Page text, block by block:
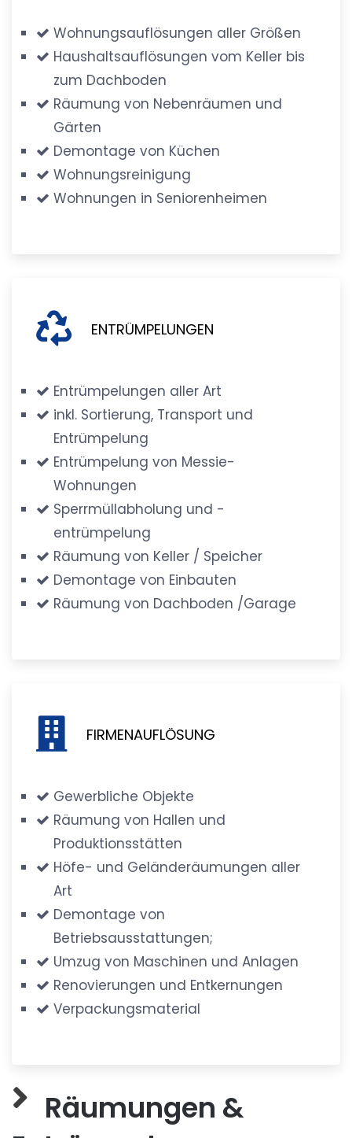
Wohnungsauflösungen aller Größen
Haushaltsauflösungen vom Keller bis
zum Dachboden
Räumung von Nebenräumen und
Gärten
Demontage von Küchen
Wohnungsreinigung
Wohnungen in Seniorenheimen
ENTRÜMPELUNGEN
Entrümpelungen aller Art
inkl. Sortierung, Transport und
Entrümpelung
Entrümpelung von Messie-
Wohnungen
Sperrmüllabholung und -
entrümpelung
Räumung von Keller / Speicher
Demontage von Einbauten
Räumung von Dachboden /Garage
FIRMENAUFLÖSUNG
Gewerbliche Objekte
Räumung von Hallen und
Produktionsstätten
Höfe- und Geländeräumungen aller
Art
Demontage von
Betriebsausstattungen;
Umzug von Maschinen und Anlagen
Renovierungen und Entkernungen
Verpackungsmaterial
Räumungen &